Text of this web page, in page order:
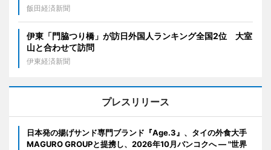
飯田経済新聞
伊東「門脇つり橋」が訪日外国人ランキング全国2位 大室
山と合わせて訪問
伊東経済新聞
プレスリリース
日本発の揚げサンド専門ブランド『Age.3』、タイの外食大手
MAGURO GROUPと提携し、2026年10月バンコクへ ― "世界